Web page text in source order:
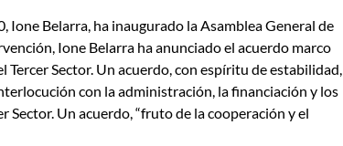
Ione Belarra, ha inaugurado la Asamblea General de
Ione Belarra ha anunciado el acuerdo marco
Sector. Un acuerdo, con espíritu de estabilidad,
con la administración, la financiación y los
Un acuerdo, “fruto de la cooperación y el